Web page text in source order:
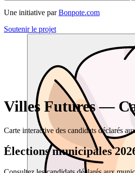
Une initiative par Bonpote.com
Soutenir le projet
Villes Futures —
Carte interactive des candidats déclarés
Élections municipales